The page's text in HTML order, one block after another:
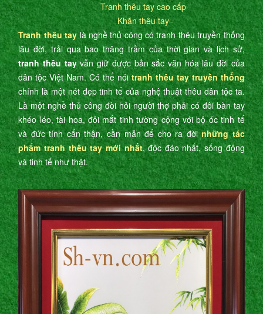
Tranh thêu tay cao cấp
Khăn thêu tay
Tranh thêu tay là nghề thủ công có tranh thêu truyền thống
lâu đời, trải qua bao thăng trầm của thời gian và lịch sử,
tranh thêu tayvẫn giữ được bản sắc văn hóa lâu đời của
dân tộc Việt Nam. Có thể nóitranh thêu tay truyền thống
chính là một nét đẹp tinh tế của nghệ thuật thêu dân tộc ta.
Là một nghề thủ công đòi hỏi người thợ phải có đôi bàn tay
khéo léo, tài hoa, đôi mắt tinh tường cộng với bộ óc tinh tế
và đức tính cẩn thận, cần mẫn để cho ra đờinhững tác
phẩm tranh thêu tay mới nhất, độc đáo nhất, sống động
và tinh tế như thật.